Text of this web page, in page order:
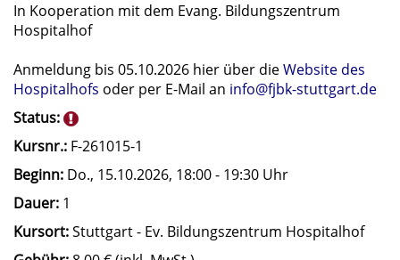
In Kooperation mit dem Evang. Bildungszentrum
Hospitalhof
Anmeldung bis 05.10.2026 hier über dieWebsite des
Hospitalhofs oder per E-Mail an info@fjbk-stuttgart.de
Status:
Kursnr.: F-261015-1
Beginn: Do., 15.10.2026, 18:00 - 19:30 Uhr
Dauer: 1
Kursort:Stuttgart - Ev. Bildungszentrum Hospitalhof